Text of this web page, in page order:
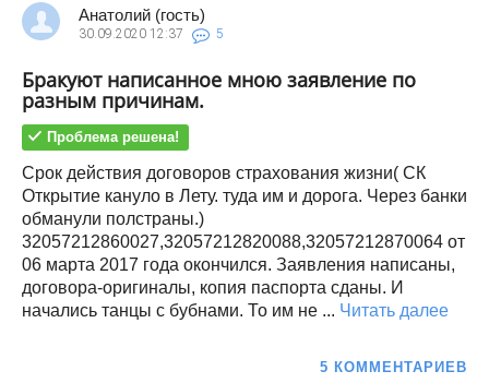
Анатолий (гость)
30.09.2020 12:37 5
Бракуют написанное мною заявление по
разным причинам.
Проблема решена!
Срок действия договоров страхования жизни( СК
Открытие кануло в Лету. туда им и дорога. Через банки
обманули полстраны.)
32057212860027,32057212820088,32057212870064 от
06 марта 2017 года окончился. Заявления написаны,
договора-оригиналы, копия паспорта сданы. И
начались танцы с бубнами. То им не ... Читать далее
5 КОММЕНТАРИЕВ